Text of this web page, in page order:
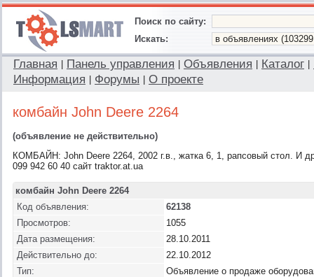
Поиск по сайту:
Искать:
Главная Панель управления Объявления Каталог
Информация
Форумы О проекте
комбайн John Deere 2264
(объявление не действительно)
КОМБАЙН: John Deere 2264, 2002 г.в., жатка 6, 1, рапсовый стол. И
099 942 60 40 сайт traktor.at.ua
комбайн John Deere 2264
Код объявления:
62138
Просмотров:
1055
Дата размещения:
28.10.2011
Действительно до:
22.10.2012
Тип:
Объявление о продаже